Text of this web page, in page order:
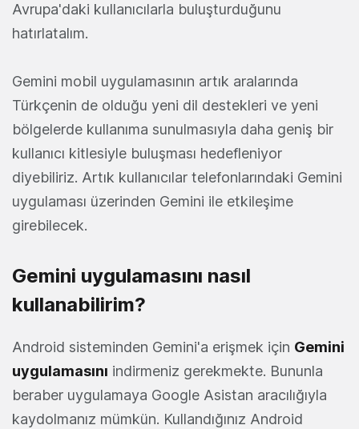
Avrupa'daki kullanıcılarla buluşturduğunu
hatırlatalım.
Gemini mobil uygulamasının artık aralarında
Türkçenin de olduğu yeni dil destekleri ve yeni
bölgelerde kullanıma sunulmasıyla daha geniş bir
kullanıcı kitlesiyle buluşması hedefleniyor
diyebiliriz. Artık kullanıcılar telefonlarındaki Gemini
uygulaması üzerinden Gemini ile etkileşime
girebilecek.
Gemini uygulamasını nasıl
kullanabilirim?
Android sisteminden Gemini'a erişmek için Gemini
uygulamasını indirmeniz gerekmekte. Bununla
beraber uygulamaya Google Asistan aracılığıyla
kaydolmanız mümkün. Kullandığınız Android